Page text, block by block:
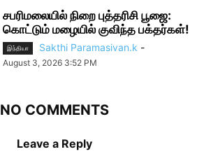
சபரிமலையில் நிறை புத்தரிசி பூஜை:
கொட்டும் மழையில் குவிந்த பக்தர்கள்!
இந்தியா Sakthi Paramasivan.k -
August 3, 2026 3:52 PM
NO COMMENTS
Leave a Reply